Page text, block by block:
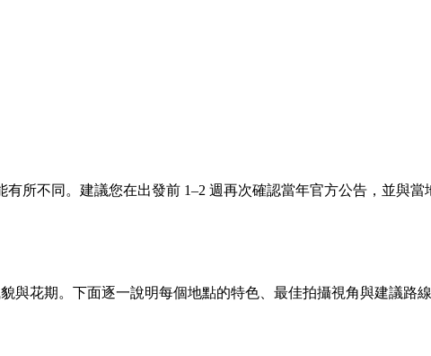
所不同。建議您在出發前 1–2 週再次確認當年官方公告，並與當
花期。下面逐一說明每個地點的特色、最佳拍攝視角與建議路線